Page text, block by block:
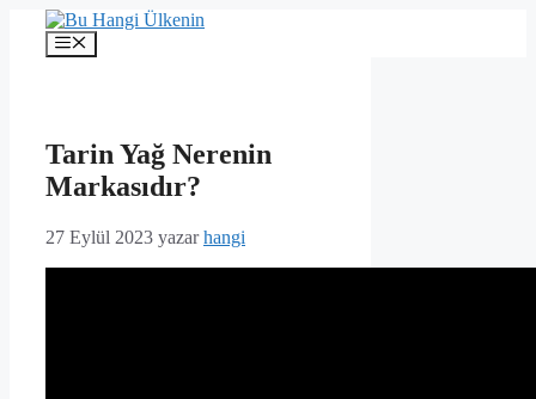
İçeriğe
Menü
Tarin Yağ Nerenin
Markasıdır?
27 Eylül 2023 yazarhangi